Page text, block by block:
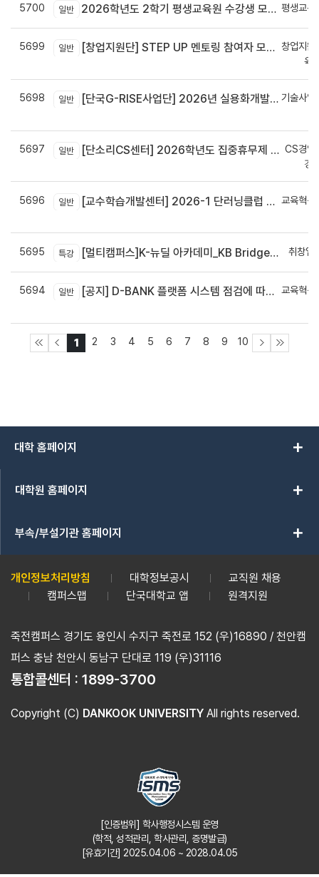
5700 일반 2026학년도 2학기 평생교육원 수강생 모집안내 평생교육
5699 일반 [창업지원단] STEP UP 멘토링 참여자 모집(~7월 29일)
창업지원
육
5698 일반 [단국G-RISE사업단] 2026년 실용화개발 지원(Grant) 과제 공고_~8/14(금)까지
기술사업
5697 일반 [단소리CS센터] 2026학년도 집중휴무제 안내 (EMS 및 이메일 발송 접수기한 : 7/24(금) 오후 12시까지)
CS경영
경
5696 일반 [교수학습개발센터] 2026-1 단러닝클럽 Best Practice 공모전 결과 안내
교육혁신
5695 특강 [멀티캠퍼스]K-뉴딜 아카데미_KB Bridge 과정 취창업
5694 일반 [공지] D-BANK 플랫폼 시스템 점검에 따른 서비스 일시 중단 안내
교육혁신
1 2 3 4 5 6 7 8 9 10
대학 홈페이지 add
대학원 홈페이지 add
부속/부설기관 홈페이지 add
개인정보처리방침 대학정보공시
교직원 채용
캠퍼스맵
단국대학교 앱 원격지원
죽전캠퍼스 경기도 용인시 수지구 죽전로 152 (우)16890 / 천안캠
퍼스 충남 천안시 동남구 단대로 119 (우)31116
통합콜센터 : 1899-3700
Copyright (C) DANKOOK UNIVERSITY All rights reserved.
[인증범위] 학사행정시스템 운영
(학적, 성적관리, 학사관리, 증명발급)
[유효기간] 2025.04.06 ~ 2028.04.05